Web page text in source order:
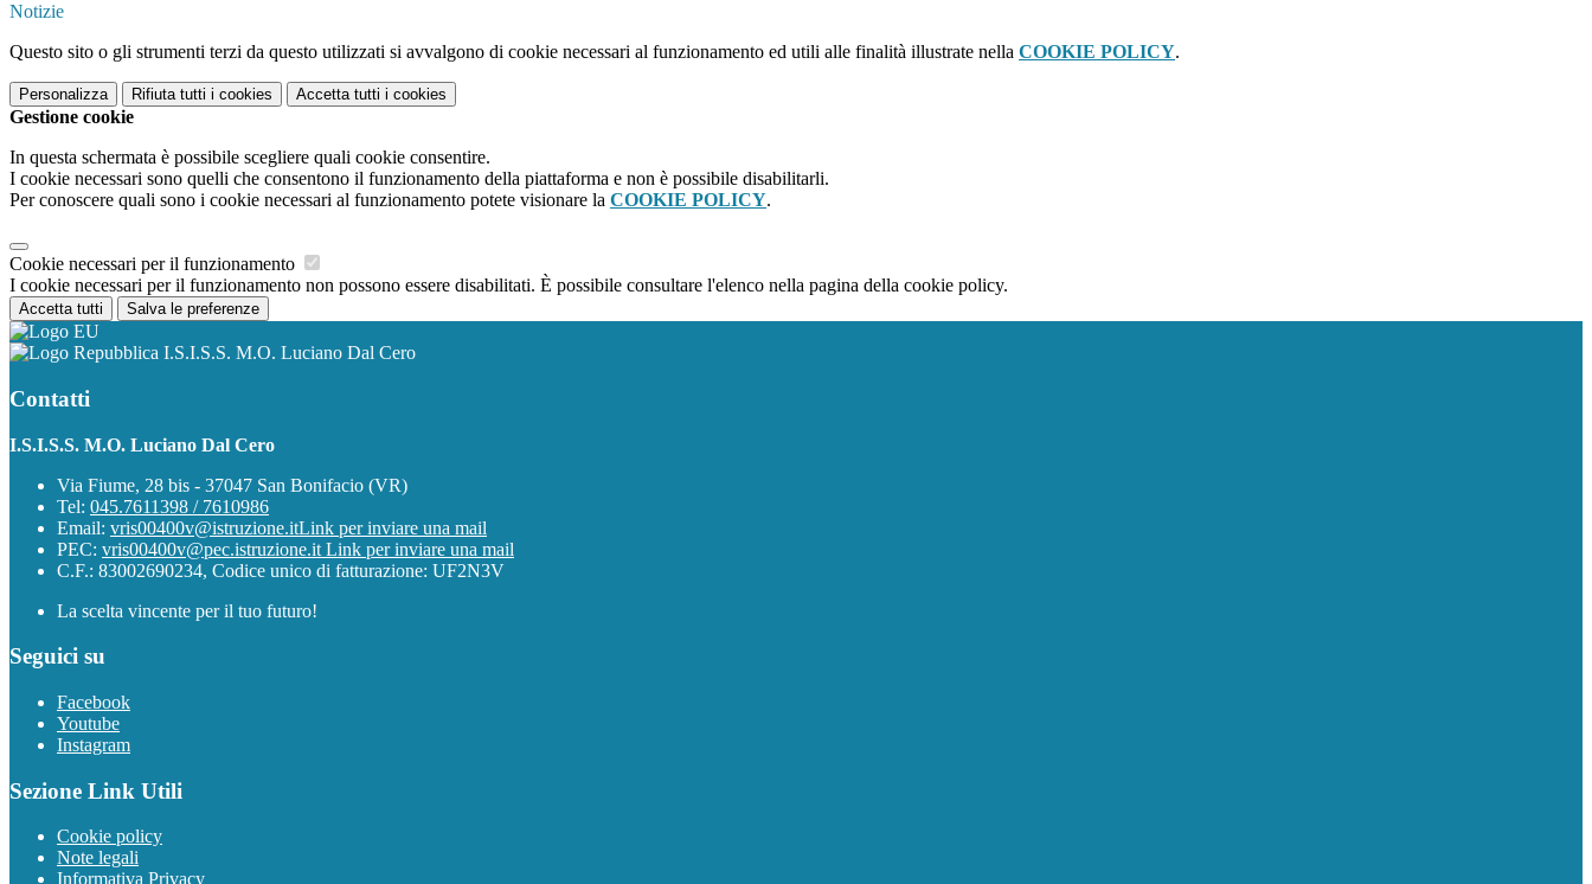
Notizie
Questo sito o gli strumenti terzi da questo utilizzati si avvalgono di cookie necessari al funzionamento ed utili alle finalità illustrate nella COOKIE POLICY.
Personalizza Rifiuta tutti i cookies Accetta tutti i cookies
Gestione cookie
In questa schermata è possibile scegliere quali cookie consentire.
I cookie necessari sono quelli che consentono il funzionamento della piattaforma e non è possibile disabilitarli.
Per conoscere quali sono i cookie necessari al funzionamento potete visionare la COOKIE POLICY.
Cookie necessari per il funzionamento
I cookie necessari per il funzionamento non possono essere disabilitati. È possibile consultare l'elenco nella pagina della cookie policy.
Accetta tutti Salva le preferenze
I.S.I.S.S. M.O. Luciano Dal Cero
Contatti
I.S.I.S.S. M.O. Luciano Dal Cero
Via Fiume, 28 bis - 37047 San Bonifacio (VR)
Tel: 045.7611398 / 7610986
Email: vris00400v@istruzione.itLink per inviare una mail
PEC: vris00400v@pec.istruzione.it Link per inviare una mail
C.F.: 83002690234, Codice unico di fatturazione: UF2N3V
La scelta vincente per il tuo futuro!
Seguici su
Facebook
Youtube
Instagram
Sezione Link Utili
Cookie policy
Note legali
Informativa Privacy